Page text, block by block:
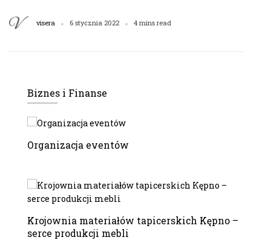
visera 6 stycznia 2022 4 mins read
Biznes i Finanse
Organizacja eventów
Krojownia materiałów tapicerskich Kępno –
serce produkcji mebli